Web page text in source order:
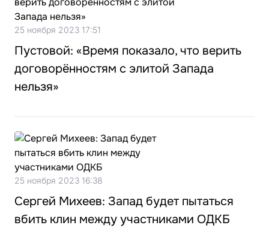
25 ноября 2023 17:51
Пустовой: «Время показало, что верить
договорённостям с элитой Запада
нельзя»
25 ноября 2023 16:38
Сергей Михеев: Запад будет пытаться
вбить клин между участниками ОДКБ